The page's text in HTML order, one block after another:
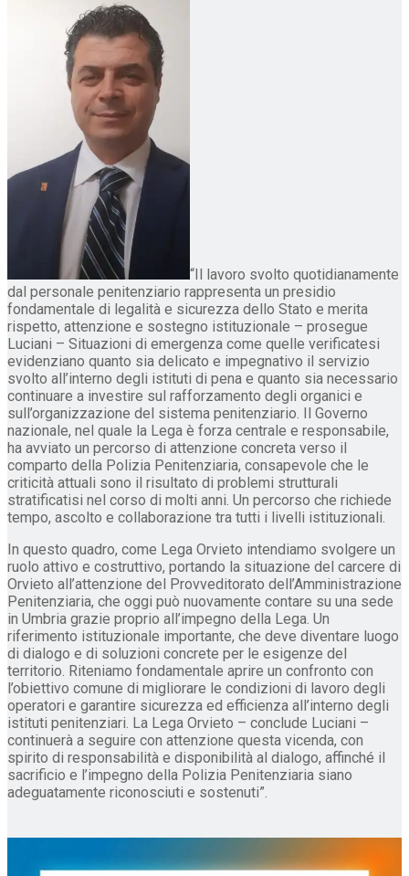
“Il lavoro svolto quotidianamente
dal personale penitenziario rappresenta un presidio
fondamentale di legalità e sicurezza dello Stato e merita
rispetto, attenzione e sostegno istituzionale – prosegue
Luciani – Situazioni di emergenza come quelle verificatesi
evidenziano quanto sia delicato e impegnativo il servizio
svolto all’interno degli istituti di pena e quanto sia necessario
continuare a investire sul rafforzamento degli organici e
sull’organizzazione del sistema penitenziario. Il Governo
nazionale, nel quale la Lega è forza centrale e responsabile,
ha avviato un percorso di attenzione concreta verso il
comparto della Polizia Penitenziaria, consapevole che le
criticità attuali sono il risultato di problemi strutturali
stratificatisi nel corso di molti anni. Un percorso che richiede
tempo, ascolto e collaborazione tra tutti i livelli istituzionali.
In questo quadro, come Lega Orvieto intendiamo svolgere un
ruolo attivo e costruttivo, portando la situazione del carcere di
Orvieto all’attenzione del Provveditorato dell’Amministrazione
Penitenziaria, che oggi può nuovamente contare su una sede
in Umbria grazie proprio all’impegno della Lega. Un
riferimento istituzionale importante, che deve diventare luogo
di dialogo e di soluzioni concrete per le esigenze del
territorio. Riteniamo fondamentale aprire un confronto con
l’obiettivo comune di migliorare le condizioni di lavoro degli
operatori e garantire sicurezza ed efficienza all’interno degli
istituti penitenziari. La Lega Orvieto – conclude Luciani –
continuerà a seguire con attenzione questa vicenda, con
spirito di responsabilità e disponibilità al dialogo, affinché il
sacrificio e l’impegno della Polizia Penitenziaria siano
adeguatamente riconosciuti e sostenuti”.